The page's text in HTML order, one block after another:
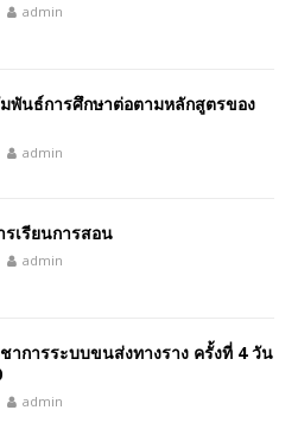
admin
พันธ์การศึกษาต่อตามหลักสูตรของ
admin
รเรียนการสอน
admin
าการระบบขนส่งทางราง ครั้งที่ 4 วัน
admin